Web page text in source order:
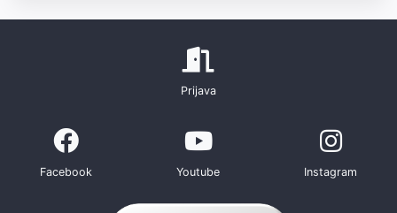
Prijava
Facebook Youtube Instagram